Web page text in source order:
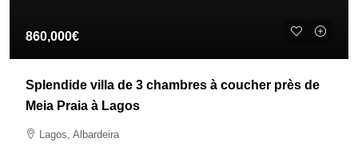
860,000€
Splendide villa de 3 chambres à coucher près de
Meia Praia à Lagos
Lagos, Albardeira